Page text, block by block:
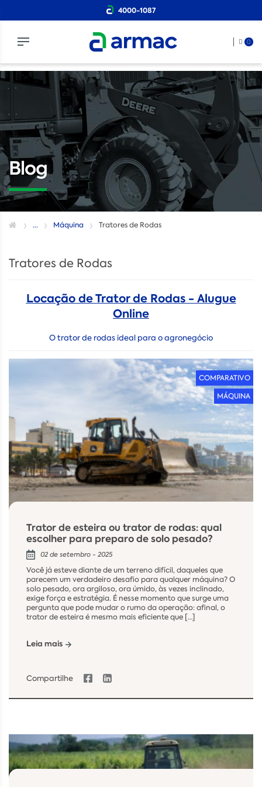
4000-1087
0
Blog
... Máquina Tratores de Rodas
Tratores de Rodas
Locação de Trator de Rodas - Alugue
Online
O trator de rodas ideal para o agronegócio
COMPARATIVO
MÁQUINA
Trator de esteira ou trator de rodas: qual
escolher para preparo de solo pesado?
02 de setembro - 2025
Você já esteve diante de um terreno difícil, daqueles que
parecem um verdadeiro desafio para qualquer máquina? O
solo pesado, ora argiloso, ora úmido, às vezes inclinado,
exige força e estratégia. É nesse momento que surge uma
pergunta que pode mudar o rumo da operação: afinal, o
trator de esteira é mesmo mais eficiente que […]
Leia mais
Compartilhe